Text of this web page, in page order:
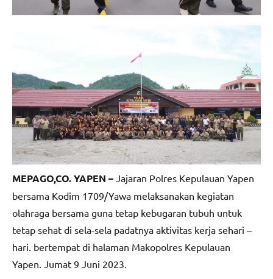
MEPAGO,CO. YAPEN – Jajaran Polres Kepulauan Yapen
bersama Kodim 1709/Yawa melaksanakan kegiatan
olahraga bersama guna tetap kebugaran tubuh untuk
tetap sehat di sela-sela padatnya aktivitas kerja sehari –
hari. bertempat di halaman Makopolres Kepulauan
Yapen. Jumat 9 Juni 2023.